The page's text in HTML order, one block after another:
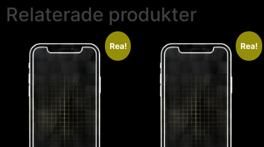
Relaterade produkter
Rea! Rea!